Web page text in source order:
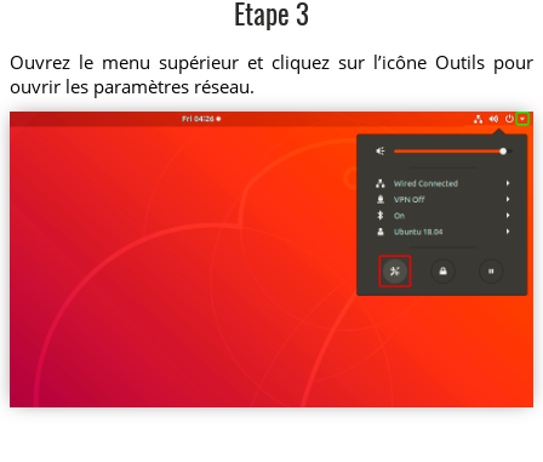
Etape 3
Ouvrez le menu supérieur et cliquez sur l’icône Outils pour
ouvrir les paramètres réseau.